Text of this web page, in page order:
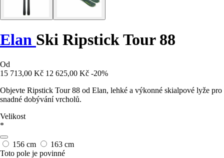
Elan Ski Ripstick Tour 88
Od
15 713,00 Kč 12 625,00 Kč -20%
Objevte Ripstick Tour 88 od Elan, lehké a výkonné skialpové lyže pro
snadné dobývání vrcholů.
Velikost
*
156 cm
163 cm
Toto pole je povinné